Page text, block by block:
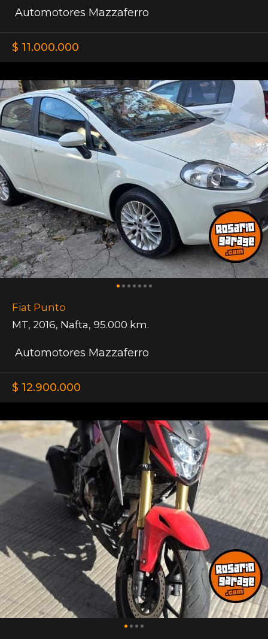
Automotores Mazzaferro
$ 11.000.000
Fiat Punto
MT, 2016, Nafta, 95.000 km.
Automotores Mazzaferro
$ 12.900.000